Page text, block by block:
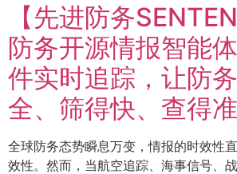
【先进防务
防务开源情报智能
件实时追踪，让防
全、筛得快、查得准
全球防务态势瞬息万变，情报的时效性
效性。然而，当航空追踪、海事信号、